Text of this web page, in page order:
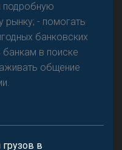
подробную
- помогать
банковских
банкам в поиске
общение
в